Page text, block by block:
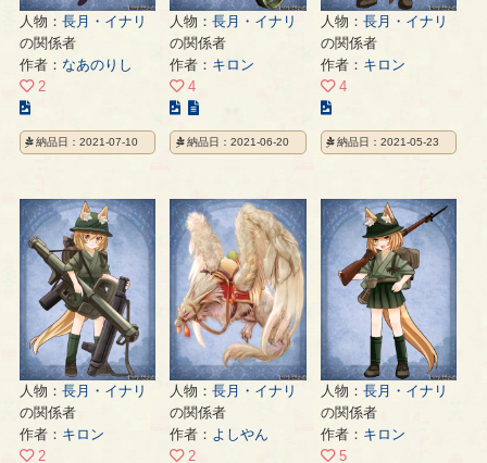
人物： 長月・イナリ
の関係者
作者： なあのりし
2
の
イ
ト
の
ペ
ー
ジ
納品日：2021-07-10
人物：長月・イナリ
の関係者
作者： キロン
4
の
イ
ト
の
ペ
ー
ジ
納品日：2021-06-20
人物： 長月・イナリ
の関係者
作者： キロン
4
の
イ
ト
ペ
ー
納品日：2021-05-23
人物： 長月・イナリ
の関係者
作者： キロン
2
人物：長月・イナリ
の関係者
作者： よしやん
2
人物： 長月・イナリ
の関係者
作者： キロン
5